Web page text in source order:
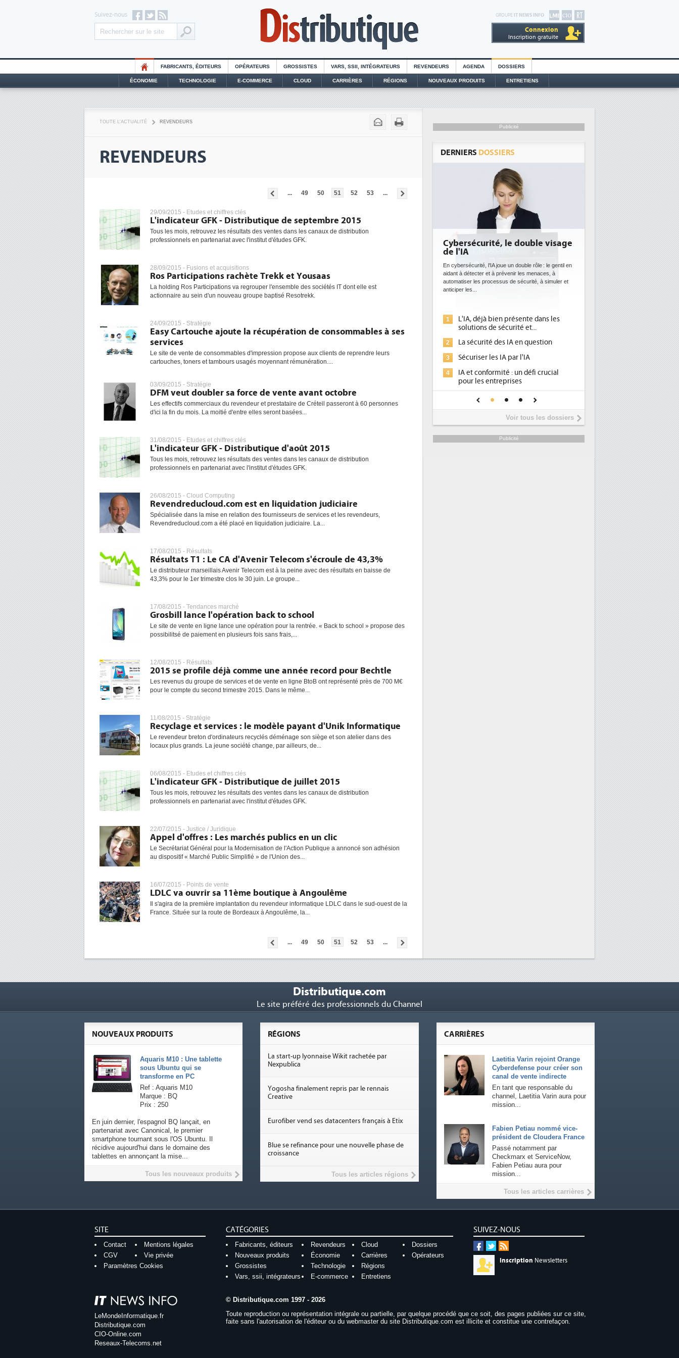
GROUPE IT NEWS INFO
Connexion
Inscription gratuite
Suivez-nous
FABRICANTS, ÉDITEURS OPÉRATEURS GROSSISTES VARS, SSII, INTÉGRATEURS REVENDEURS AGENDA DOSSIERS
ÉCONOMIE TECHNOLOGIE E-COMMERCE CLOUD CARRIÈRES RÉGIONS NOUVEAUX PRODUITS ENTRETIENS
TOUTE L'ACTUALITÉ REVENDEURS
REVENDEURS
... 49 50 51 52 53 ...
29/09/2015 - Etudes et chiffres clés
L'indicateur GFK - Distributique de septembre 2015
Tous les mois, retrouvez les résultats des ventes dans les canaux de distribution
professionnels en partenariat avec l'institut d'études GFK.
28/09/2015 - Fusions et acquisitions
Ros Participations rachète Trekk et Yousaas
La holding Ros Participations va regrouper l'ensemble des sociétés IT dont elle est
actionnaire au sein d'un nouveau groupe baptisé Resotrekk.
24/09/2015 - Stratégie
Easy Cartouche ajoute la récupération de consommables à ses
services
Le site de vente de consommables d'impression propose aux clients de reprendre leurs
cartouches, toners et tambours usagés moyennant rémunération....
03/09/2015 - Stratégie
DFM veut doubler sa force de vente avant octobre
Les effectifs commerciaux du revendeur et prestataire de Créteil passeront à 60 personnes
d'ici la fin du mois. La moitié d'entre elles seront basées...
31/08/2015 - Etudes et chiffres clés
L'indicateur GFK - Distributique d'août 2015
Tous les mois, retrouvez les résultats des ventes dans les canaux de distribution
professionnels en partenariat avec l'institut d'études GFK.
26/08/2015 - Cloud Computing
Revendreducloud.com est en liquidation judiciaire
Spécialisée dans la mise en relation des fournisseurs de services et les revendeurs,
Revendreducloud.com a été placé en liquidation judiciaire. La...
17/08/2015 - Résultats
Résultats T1 : Le CA d'Avenir Telecom s'écroule de 43,3%
Le distributeur marseillais Avenir Telecom est à la peine avec des résultats en baisse de
43,3% pour le 1er trimestre clos le 30 juin. Le groupe...
17/08/2015 - Tendances marché
Grosbill lance l'opération back to school
Le site de vente en ligne lance une opération pour la rentrée. « Back to school » propose des
possibilitsé de paiement en plusieurs fois sans frais,...
12/08/2015 - Résultats
2015 se profile déjà comme une année record pour Bechtle
Les revenus du groupe de services et de vente en ligne BtoB ont représenté près de 700 M€
pour le compte du second trimestre 2015. Dans le même...
11/08/2015 - Stratégie
Recyclage et services : le modèle payant d'Unik Informatique
Le revendeur breton d'ordinateurs recyclés déménage son siège et son atelier dans des
locaux plus grands. La jeune société change, par ailleurs, de...
06/08/2015 - Etudes et chiffres clés
L'indicateur GFK - Distributique de juillet 2015
Tous les mois, retrouvez les résultats des ventes dans les canaux de distribution
professionnels en partenariat avec l'institut d'études GFK.
22/07/2015 - Justice / Juridique
Appel d'offres : Les marchés publics en un clic
Le Secrétariat Général pour la Modernisation de l'Action Publique a annoncé son adhésion
au dispositif « Marché Public Simplifié » de l'Union des...
16/07/2015 - Points de vente
LDLC va ouvrir sa 11ème boutique à Angoulême
Il s'agira de la première implantation du revendeur informatique LDLC dans le sud-ouest de la
France. Située sur la route de Bordeaux à Angoulême, la...
... 49 50 51 52 53 ...
Publicité
DERNIERS DOSSIERS
Cybersécurité, le double visage
de l'IA
En cybersécurité, l'IA joue un double rôle : le gentil en
aidant à détecter et à prévenir les menaces, à
automatiser les processus de sécurité, à simuler et
anticiper les...
L'IA, déjà bien présente dans les
solutions de sécurité et...
La sécurité des IA en question
Sécuriser les IA par l'IA
IA et conformité : un défi crucial
pour les entreprises
Une IA de confiance pour une IA
plus sûre ?
Voir tous les dossiers
Publicité
Distributique.com
Le site préféré des professionnels du Channel
CARRIÈRES
Laetitia Varin rejoint Orange
Cyberdefense pour créer son
canal de vente indirecte
En tant que responsable du
channel, Laetitia Varin aura pour
mission...
Fabien Petiau nommé vice-
président de Cloudera France
Passé notamment par
Checkmarx et ServiceNow,
Fabien Petiau aura pour
mission...
Tous les articles carrières
NOUVEAUX PRODUITS
Aquaris M10 : Une tablette
sous Ubuntu qui se
transforme en PC
Ref : Aquaris M10
Marque : BQ
Prix : 250
En juin dernier, l'espagnol BQ lançait, en
partenariat avec Canonical, le premier
smartphone tournant sous l'OS Ubuntu. Il
récidive aujourd'hui dans le domaine des
tablettes en annonçant la mise...
Tous les nouveaux produits
RÉGIONS
La start-up lyonnaise Wikit rachetée par
Nexpublica
Yogosha finalement repris par le rennais
Creative
Eurofiber vend ses datacenters français à Etix
Blue se refinance pour une nouvelle phase de
croissance
Tous les articles régions
SUIVEZ-NOUS
Inscription Newsletters
SITE
Contact
Mentions légales
CGV
Vie privée
Paramètres Cookies
CATÉGORIES
Fabricants, éditeurs Revendeurs Cloud
Dossiers
Nouveaux produits
Économie Carrières
Opérateurs
Grossistes
Technologie
Régions
Vars, ssii, intégrateurs
E-commerce Entretiens
LeMondeInformatique.fr
Distributique.com
CIO-Online.com
Reseaux-Telecoms.net
© Distributique.com 1997 - 2026
Toute reproduction ou représentation intégrale ou partielle, par quelque procédé que ce soit, des pages publiées sur ce site,
faite sans l'autorisation de l'éditeur ou du webmaster du site Distributique.com est illicite et constitue une contrefaçon.